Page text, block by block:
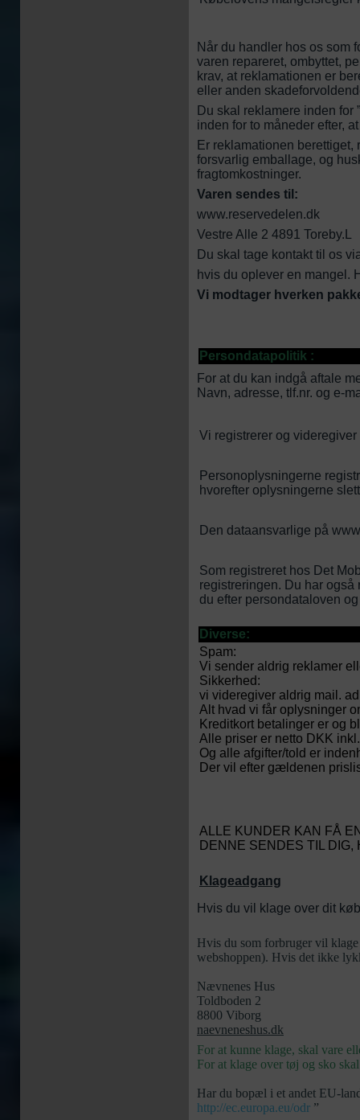
Når du handler hos os som
varen repareret, ombyttet,
krav, at reklamationen er
eller anden
Du skal reklamere inden for
inden for to måneder efter,
Er reklamationen
forsvarlig emballage, og
fragtomkostninger.
Varen sendes til:
www.reservedelen.dk
Vestre Alle 2 4891 Toreby.L
Du skal tage kontakt til os
hvis du oplever en mangel.
Vi modtager hverken
Persondatapolitik :
For at du kan indgå aftale
Navn, adresse, tlf.nr. og e-
Vi registrerer og
Personoplysningerne
hvorefter oplysningerne
Den dataansvarlige på
Som registreret hos Det
registreringen. Du har
du efter persondataloven
Diverse:
Spam:
Vi sender aldrig reklamer
Sikkerhed:
vi videregiver aldrig mail.
Alt hvad vi får oplysninger
Kreditkort betalinger er og
Alle priser er netto DKK
Og alle afgifter/told er
Der vil efter gældenen
ALLE KUNDER KAN FÅ
DENNE SENDES TIL DIG,
Klageadgang
Hvis du vil klage over dit
Hvis du som forbruger vil
webshoppen). Hvis det ikke
Nævnenes Hus
Toldboden 2
8800 Viborg
naevneneshus.dk
For at kunne klage, skal vare
For at klage over tøj og sko
Har du bopæl i et andet EU-
http://ec.europa.eu/odr ”